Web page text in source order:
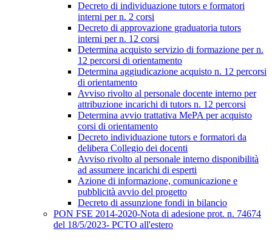
Decreto di individuazione tutors e formatori
interni per n. 2 corsi
Decreto di approvazione graduatoria tutors
interni per n. 12 corsi
Determina acquisto servizio di formazione per n.
12 percorsi di orientamento
Determina aggiudicazione acquisto n. 12 percorsi
di orientamento
Avviso rivolto al personale docente interno per
attribuzione incarichi di tutors n. 12 percorsi
Determina avvio trattativa MePA per acquisto
corsi di orientamento
Decreto individuazione tutors e formatori da
delibera Collegio dei docenti
Avviso rivolto al personale interno disponibilità
ad assumere incarichi di esperti
Azione di informazione, comunicazione e
pubblicità avvio del progetto
Decreto di assunzione fondi in bilancio
PON FSE 2014-2020-Nota di adesione prot. n. 74674
del 18/5/2023- PCTO all'estero